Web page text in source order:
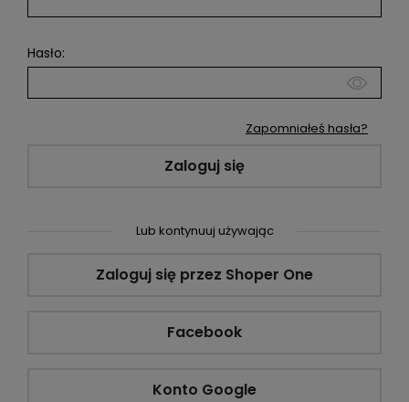
Hasło:
Zapomniałeś hasła?
Zaloguj się
Lub kontynuuj używając
Zaloguj się przez Shoper One
Facebook
Konto Google